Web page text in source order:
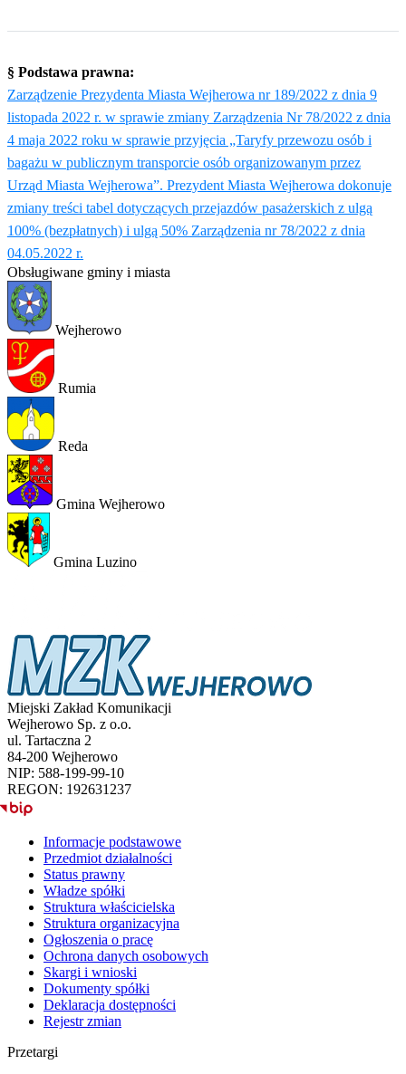
§ Podstawa prawna:
Zarządzenie Prezydenta Miasta Wejherowa nr 189/2022 z dnia 9
listopada 2022 r. w sprawie zmiany Zarządzenia Nr 78/2022 z dnia
4 maja 2022 roku w sprawie przyjęcia „Taryfy przewozu osób i
bagażu w publicznym transporcie osób organizowanym przez
Urząd Miasta Wejherowa”. Prezydent Miasta Wejherowa dokonuje
zmiany treści tabel dotyczących przejazdów pasażerskich z ulgą
100% (bezpłatnych) i ulgą 50% Zarządzenia nr 78/2022 z dnia
04.05.2022 r.
Obsługiwane gminy i miasta
Wejherowo
Rumia
Reda
Gmina Wejherowo
Gmina Luzino
Miejski Zakład Komunikacji
Wejherowo Sp. z o.o.
ul. Tartaczna 2
84-200 Wejherowo
NIP: 588-199-99-10
REGON: 192631237
Informacje podstawowe
Przedmiot działalności
Status prawny
Władze spółki
Struktura właścicielska
Struktura organizacyjna
Ogłoszenia o pracę
Ochrona danych osobowych
Skargi i wnioski
Dokumenty spółki
Deklaracja dostępności
Rejestr zmian
Przetargi